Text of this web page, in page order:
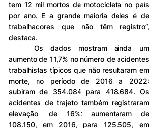
tem 12 mil mortos de motocicleta no país
por ano. E a grande maioria deles é de
trabalhadores que não têm registro”,
destaca.
aumento de 11,7% no número de acidentes
trabalhistas típicos que não resultaram em
morte, no período de 2016 a 2022:
subiram de 354.084 para 418.684. Os
acidentes de trajeto também registraram
elevação, de 16%: aumentaram de
108.150, em 2016, para 125.505, em